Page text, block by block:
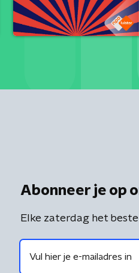
Abonneer je op
Elke zaterdag het beste